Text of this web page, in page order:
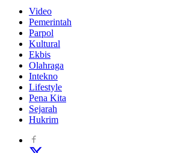
Video
Pemerintah
Parpol
Kultural
Ekbis
Olahraga
Intekno
Lifestyle
Pena Kita
Sejarah
Hukrim